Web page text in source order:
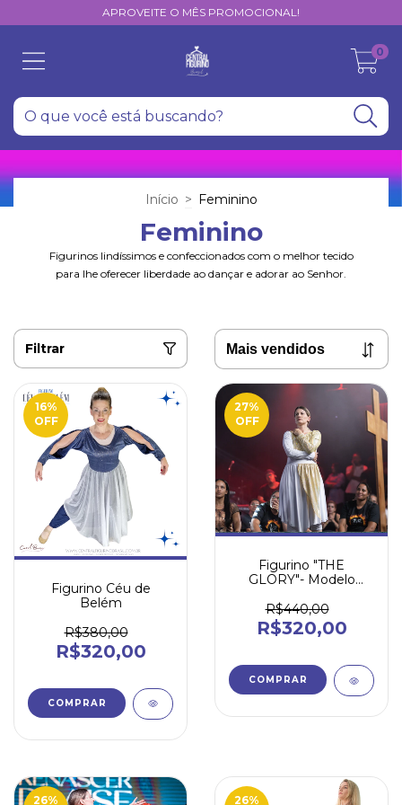
APROVEITE O MÊS PROMOCIONAL!
0
Início > Feminino
Feminino
Figurinos lindíssimos e confeccionados com o melhor tecido
para lhe oferecer liberdade ao dançar e adorar ao Senhor.
Filtrar
16%
OFF
Figurino Céu de
Belém
R$380,00
R$320,00
COMPRAR
27%
OFF
Figurino "THE
GLORY"- Modelo
R$440,00
R$320,00
COMPRAR
26% 26%